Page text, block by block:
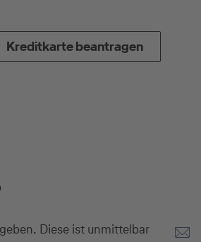
Kreditkarte beantragen
Diese ist unmittelbar